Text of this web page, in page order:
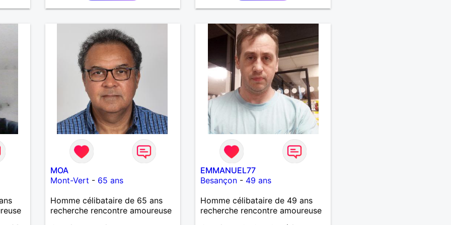
que
et
MOA
Mont-Vert - 65 ans
Homme célibataire de 65 ans
recherche rencontre amoureuse
EMMANUEL77
Besançon - 49 ans
Homme célibataire de 49 ans
recherche rencontre amoureuse